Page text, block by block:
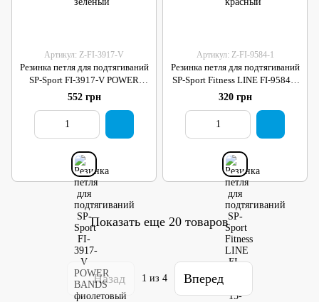
Артикул: Z-FI-3917-V
Резинка петля для подтягиваний
SP-Sport FI-3917-V POWER
BANDS фиолетовый
552 грн
Артикул: Z-FI-9584-1
Резинка петля для подтягиваний
SP-Sport Fitness LINE FI-9584-1
15-25кг бирюзовый
320 грн
Показать еще 20 товаров
Назад 1 из 4 Вперед